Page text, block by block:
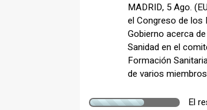
MADRID, 5 Ago.
el Congreso de los
Gobierno acerca
Sanidad en el
Formación
de varios
El